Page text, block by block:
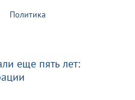
Политика
еще пять лет: